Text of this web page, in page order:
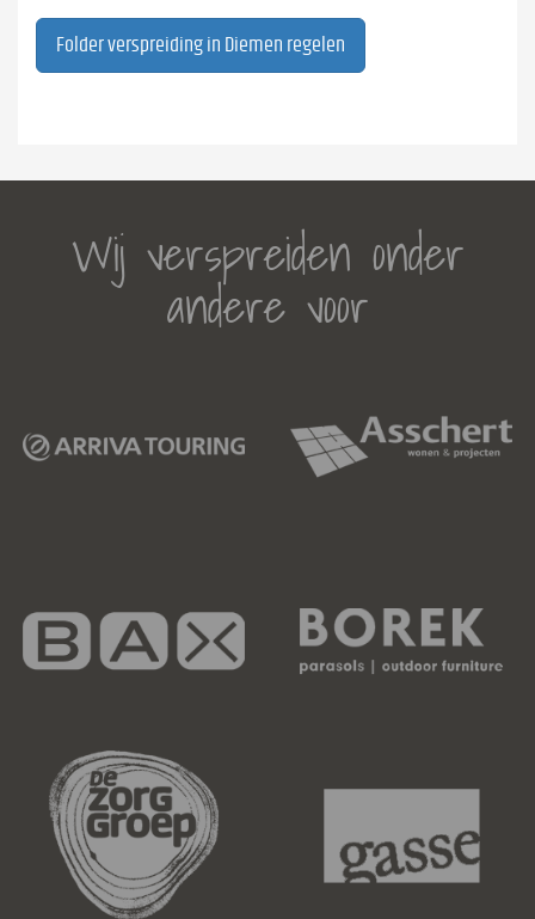
Folder verspreiding in Diemen regelen
Wij verspreiden onder
andere voor